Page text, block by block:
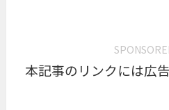
本記事のリンクには広